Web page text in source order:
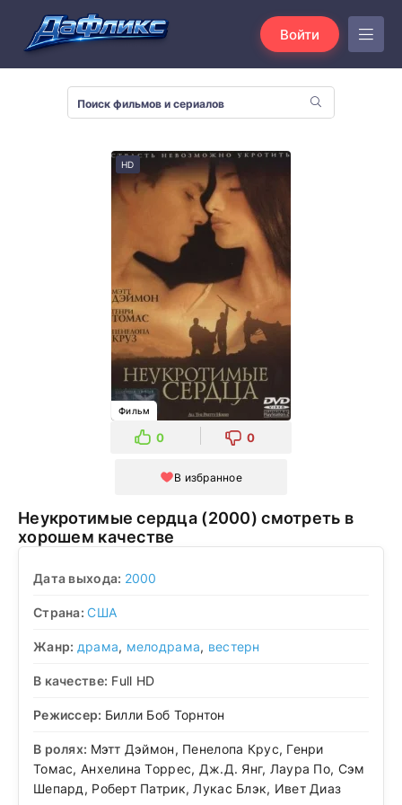
Войти
HD
Фильм
0 0
В избранное
Неукротимые сердца (2000) смотреть в
хорошем качестве
Дата выхода: 2000
Страна:США
Жанр: драма, мелодрама, вестерн
В качестве: Full HD
Режиссер: Билли Боб Торнтон
В ролях: Мэтт Дэймон, Пенелопа Крус, Генри
Томас, Анхелина Торрес, Дж.Д. Янг, Лаура По, Сэм
Шепард, Роберт Патрик, Лукас Блэк, Ивет Диаз